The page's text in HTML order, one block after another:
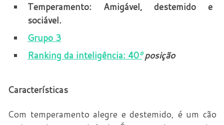
Temperamento: Amigável, destemido e
sociável.
Grupo 3
Ranking da inteligência: 40ºposição
Características
Com temperamento alegre e destemido, é um cão